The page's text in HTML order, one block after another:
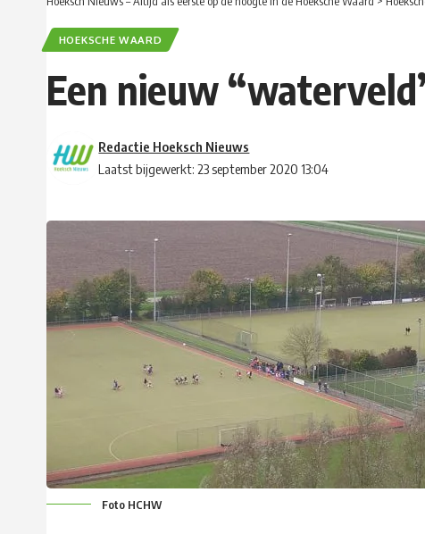
HOEKSCHE WAARD
Een nieuw
Laatst bijgewerkt: 23 september 2020 13:04
Redactie Hoeksch Nieuws
Foto HCHW